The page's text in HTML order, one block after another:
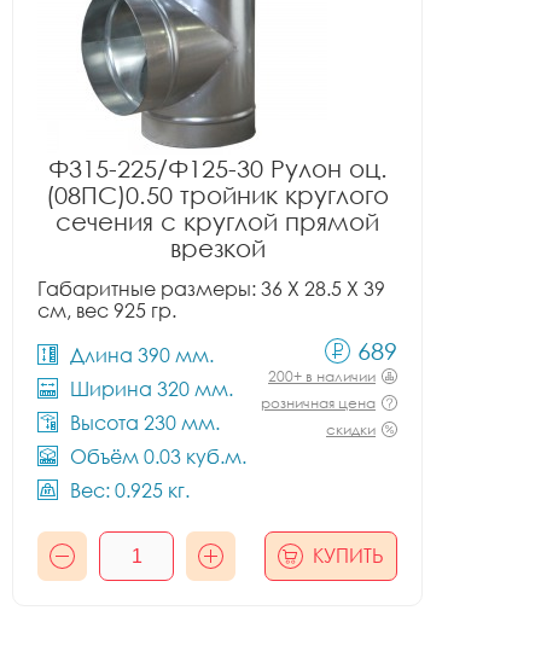
Ф315-225/Ф125-30 Рулон оц.
(08ПС)0.50 тройник круглого
сечения с круглой прямой
врезкой
Габаритные размеры: 36 X 28.5 X 39
см, вес 925 гр.
Длина 390 мм.
Ширина 320 мм.
Высота 230 мм.
Объём 0.03 куб.м.
Вес: 0.925 кг.
689
200+ в наличии
розничная цена
скидки
КУПИТЬ